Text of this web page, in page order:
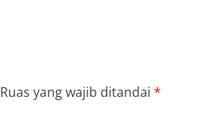
Ruas yang wajib ditandai *